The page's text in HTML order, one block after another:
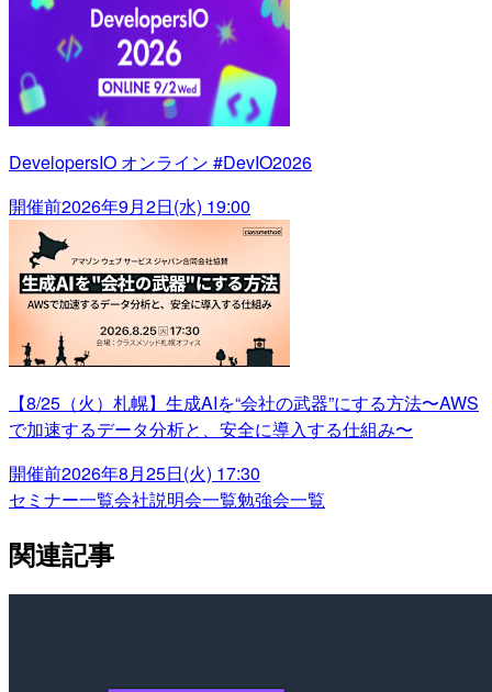
DevelopersIO オンライン #DevIO2026
開催前2026年9月2日(水) 19:00
【8/25（火）札幌】生成AIを“会社の武器”にする方法〜AWS
で加速するデータ分析と、安全に導入する仕組み〜
開催前2026年8月25日(火) 17:30
セミナー一覧会社説明会一覧勉強会一覧
関連記事